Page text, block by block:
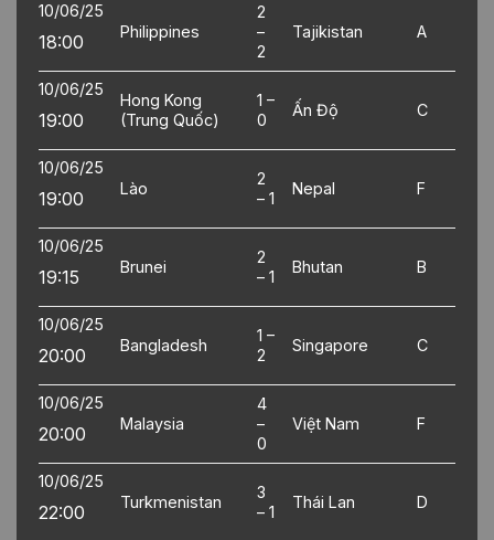
10/06/25
18:00 Philippines
2
–
2
Tajikistan A
10/06/25
19:00
Hong Kong
(Trung Quốc)
1 –
0
Ấn Độ C
10/06/25
19:00 Lào
2
– 1
Nepal F
10/06/25
19:15 Brunei
2
– 1
Bhutan B
10/06/25
20:00 Bangladesh
1 –
2
Singapore C
10/06/25
20:00 Malaysia
4
–
0
Việt Nam F
10/06/25
22:00 Turkmenistan
3
– 1
Thái Lan D